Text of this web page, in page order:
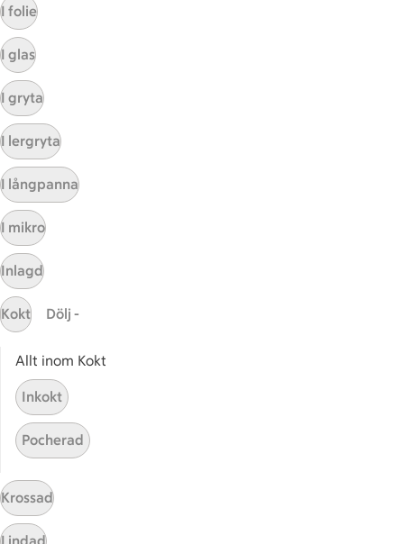
Sidfot
Kundservice
Kontakta oss
Prenumerera
Handla online
ICAs matkasse
Catering
Apotek Hjärtat
Handla som företag
Gaston
I folie
I glas
I gryta
I lergryta
I långpanna
I mikro
Inlagd
Kokt Dölj -
Allt inom Kokt
Inkokt
Pocherad
Krossad